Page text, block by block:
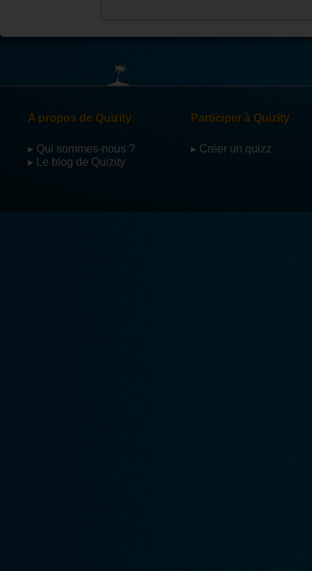
A propos de Quizity
▸ Qui sommes-nous ?
▸ Le blog de Quizity
Participer à Quizity
▸ Créer un quizz